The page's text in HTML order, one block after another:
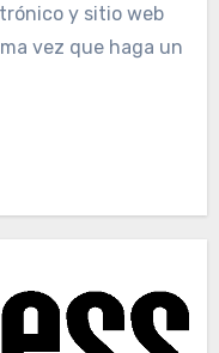
y sitio web
vez que haga un